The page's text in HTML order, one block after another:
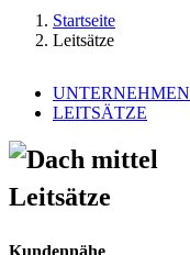
Startseite
Leitsätze
UNTERNEHMEN
LEITSÄTZE
Leitsätze